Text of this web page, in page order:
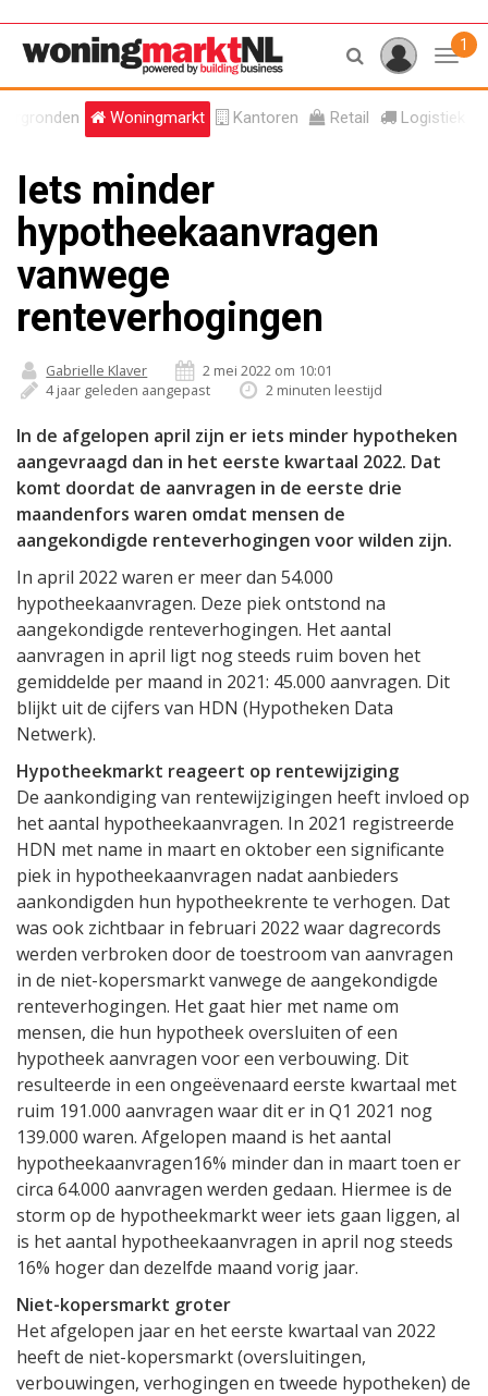
1
Woningmarkt Kantoren Retail Logistiek
Iets minder
hypotheekaanvragen
vanwege
renteverhogingen
Gabrielle Klaver
2 mei 2022 om 10:01
4 jaar geleden aangepast
2 minuten leestijd
In de afgelopen april zijn er iets minder hypotheken
aangevraagd dan in het eerste kwartaal 2022. Dat
komt doordat de aanvragen in de eerste drie
maandenfors waren omdat mensen de
aangekondigde renteverhogingen voor wilden zijn.
In april 2022 waren er meer dan 54.000
hypotheekaanvragen. Deze piek ontstond na
aangekondigde renteverhogingen. Het aantal
aanvragen in april ligt nog steeds ruim boven het
gemiddelde per maand in 2021: 45.000 aanvragen. Dit
blijkt uit de cijfers van HDN (Hypotheken Data
Netwerk).
Hypotheekmarkt reageert op rentewijziging
De aankondiging van rentewijzigingen heeft invloed op
het aantal hypotheekaanvragen. In 2021 registreerde
HDN met name in maart en oktober een significante
piek in hypotheekaanvragen nadat aanbieders
aankondigden hun hypotheekrente te verhogen. Dat
was ook zichtbaar in februari 2022 waar dagrecords
werden verbroken door de toestroom van aanvragen
in de niet-kopersmarkt vanwege de aangekondigde
renteverhogingen. Het gaat hier met name om
mensen, die hun hypotheek oversluiten of een
hypotheek aanvragen voor een verbouwing. Dit
resulteerde in een ongeëvenaard eerste kwartaal met
ruim 191.000 aanvragen waar dit er in Q1 2021 nog
139.000 waren. Afgelopen maand is het aantal
hypotheekaanvragen16% minder dan in maart toen er
circa 64.000 aanvragen werden gedaan. Hiermee is de
storm op de hypotheekmarkt weer iets gaan liggen, al
is het aantal hypotheekaanvragen in april nog steeds
16% hoger dan dezelfde maand vorig jaar.
Niet-kopersmarkt groter
Het afgelopen jaar en het eerste kwartaal van 2022
heeft de niet-kopersmarkt (oversluitingen,
verbouwingen, verhogingen en tweede hypotheken) de